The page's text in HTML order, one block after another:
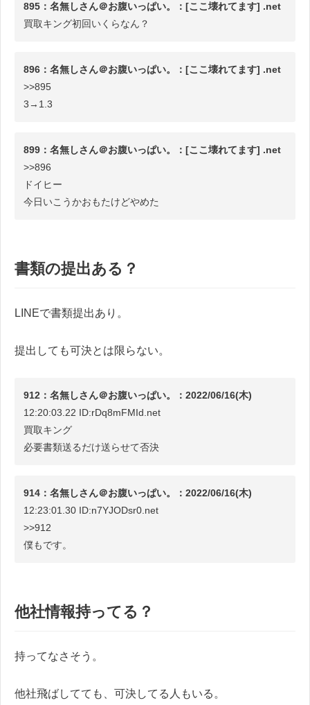
895：名無しさん＠お腹いっぱい。：[ここ壊れてます] .net
買取キング初回いくらなん？
896：名無しさん＠お腹いっぱい。：[ここ壊れてます] .net
>>895
3→1.3
899：名無しさん＠お腹いっぱい。：[ここ壊れてます] .net
>>896
ドイヒー
今日いこうかおもたけどやめた
書類の提出ある？
LINEで書類提出あり。
提出しても可決とは限らない。
912：名無しさん＠お腹いっぱい。：2022/06/16(木)
12:20:03.22 ID:rDq8mFMId.net
買取キング
必要書類送るだけ送らせて否決
914：名無しさん＠お腹いっぱい。：2022/06/16(木)
12:23:01.30 ID:n7YJODsr0.net
>>912
僕もです。
他社情報持ってる？
持ってなさそう。
他社飛ばしてても、可決してる人もいる。